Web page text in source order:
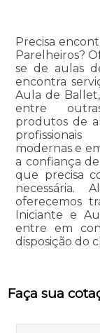
Precisa
Parelheiros?
se de aulas
encontra
Aula de
entre
produtos de
modernas e
a confiança
que precisa
necessária.
oferecemos
Iniciante e
entre em
disposição do
Faça sua